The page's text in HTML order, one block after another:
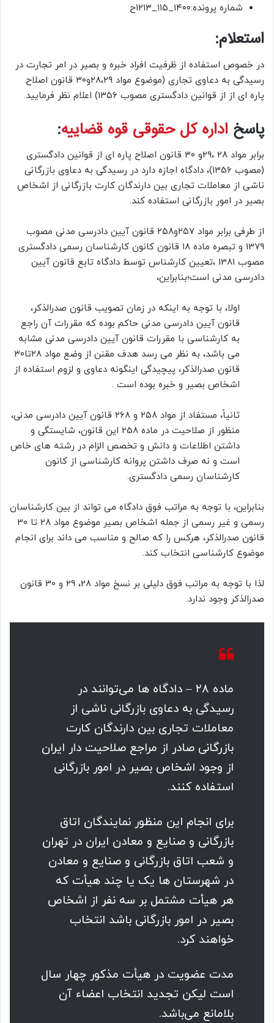
شماره پرونده:۱۴۰۰_۱۱۵_۱۲۱۳ح
استعلام:
در خصوص استفاده از ظرفیت افراد خبره و بصیر در امر تجارت در
رسیدگی به دعاوی تجاری (موضوع مواد ۲۸،۲۹و۳۰ قانون اصلاح
پاره ای از از قوانین دادگستری مصوب ۱۳۵۶) اعلام نظر فرمایید.
پاسخ اداره کل حقوقی قوه قضاییه:
برابر مواد ۲۸ ،۲۹و ۳۰ قانون اصلاح پاره ای از قوانین دادگستری
(مصوب 1356)، دادگاه اجازه دارد در رسیدگی به دعاوی بازرگانی
ناشی از معاملات تجاری بین دارندگان کارت بازرگانی از اشخاص
بصیر در امور بازرگانی استفاده کند.
از طرفی برابر مواد ۲۵۷و۲۵۸ قانون آیین دادرسی مدنی مصوب
1379 و تبصره ماده ۱۸ قانون کانون کارشناسان رسمی دادگستری
مصوب 1381 ،تعیین کارشناس توسط دادگاه تابع قانون آیین
دادرسی مدنی است؛بنابراین،
اولا، با توجه به اینکه در زمان تصویب قانون صدرالذکر،
قانون آیین دادرسی مدنی حاکم بوده که مقررات آن راجع
به کارشناسی با مقررات قانون آیین دادرسی مدنی مشابه
می باشد، به نظر می رسد هدف مقنن از وضع مواد ۲۸تا۳۰
قانون صدرالذکر، پیچیدگی اینگونه دعاوی و لزوم استفاده از
اشخاص بصیر و خبره بوده است .
ثانیاً، مستفاد از مواد ۲۵۸ و ۲۶۸ قانون آیین دادرسی مدنی،
منظور از صلاحیت در ماده 258 این قانون، شایستگی و
داشتن اطلاعات و دانش و تخصص الزام در رشته های خاص
است و نه صرف داشتن پروانه کارشناسی از کانون
کارشناسان رسمی دادگستری.
بنابراین، با توجه به مراتب فوق دادگاه می تواند از بین کارشناسان
رسمی و غیر رسمی از جمله اشخاص بصیر موضوع مواد 28 تا 30
قانون صدرالذکر، هرکس را که صالح و مناسب می داند برای انجام
موضوع کارشناسی انتخاب کند.
لذا با توجه به مراتب فوق دلیلی بر نسخ مواد 28، 29 و 30 قانون
صدرالذکر وجود ندارد.
ماده ۲۸ – دادگاه ها می‌توانند در
رسیدگی به دعاوی بازرگانی ناشی از
معاملات تجاری بین دارندگان کارت
بازرگانی صادر از مراجع صلاحیت دار ایران
از وجود اشخاص بصیر در امور بازرگانی
استفاده کنند.
برای انجام این منظور نمایندگان اتاق
بازرگانی و صنایع و معادن ایران در تهران
و شعب اتاق بازرگانی و صنایع و معادن
در شهرستان ها یک یا چند هیأت که
هر هیأت مشتمل بر سه نفر از اشخاص
بصیر در امور بازرگانی باشد انتخاب
خواهند کرد.‌
مدت عضویت در هیأت مذکور چهار سال
است لیکن تجدید انتخاب اعضاء آن
بلامانع می‌باشد.